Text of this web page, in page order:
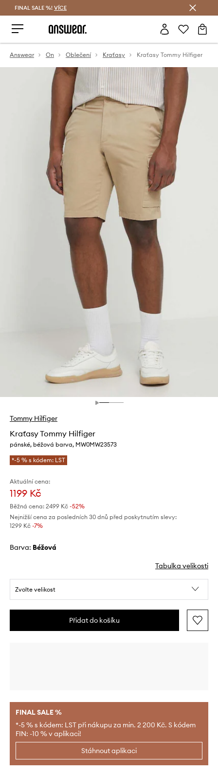
FINAL SALE %! VÍCE
Answear On Oblečení Kraťasy Kraťasy Tommy Hilfiger
Tommy Hilfiger
Kraťasy Tommy Hilfiger
pánské, béžová barva, MW0MW23573
*-5 % s kódem: LST
Aktuální cena:
1199 Kč
Běžná cena: 2499 Kč -52%
Nejnižší cena za posledních 30 dnů před poskytnutím slevy:
1299 Kč -7%
Barva: béžová
Tabulka velikosti
Zvolte velikost
Přidat do košíku
FINAL SALE %
*-5 % s kódem: LST při nákupu za min. 2 200 Kč. S kódem
FIN: -10 % v aplikaci!
Stáhnout aplikaci